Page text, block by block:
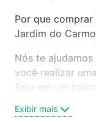
Por que
Jardim do
Nós te
você realizar
Seja em um
oferta ideal de
Exibir mais